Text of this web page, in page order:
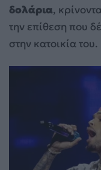
δολάρια,
την επίθεση που
στην κατοικία του.